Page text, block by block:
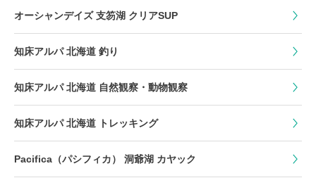
オーシャンデイズ 支笏湖 クリアSUP
知床アルパ 北海道 釣り
知床アルパ 北海道 自然観察・動物観察
知床アルパ 北海道 トレッキング
Pacifica（パシフィカ） 洞爺湖 カヤック